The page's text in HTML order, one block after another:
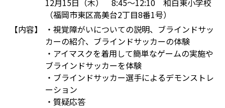
12月15日（木） 8:45～12:10 和白東小学校
（福岡市東区高美台2丁目8番1号）
【内容】
・視覚障がいについての説明、ブラインドサッ
カーの紹介、ブラインドサッカーの体験
・アイマスクを着用して簡単なゲームの実施や
ブラインドサッカーを体験
・ブラインドサッカー選手によるデモンストレ
ーション
・質疑応答